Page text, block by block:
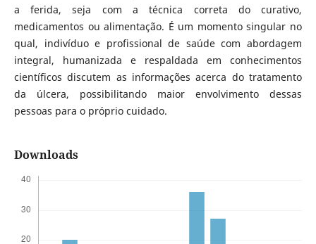
a ferida, seja com a técnica correta do curativo,
medicamentos ou alimentação. É um momento singular no
qual, indivíduo e profissional de saúde com abordagem
integral, humanizada e respaldada em conhecimentos
científicos discutem as informações acerca do tratamento
da úlcera, possibilitando maior envolvimento dessas
pessoas para o próprio cuidado.
Downloads